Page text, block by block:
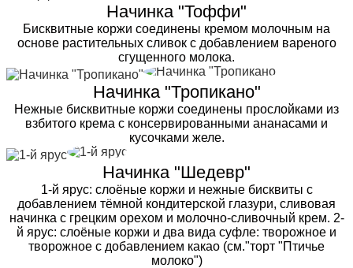
Начинка "Тоффи"
Бисквитные коржи соединены кремом молочным на
основе растительных сливок с добавлением вареного
сгущенного молока.
Начинка "Тропикано"
Нежные бисквитные коржи соединены прослойками из
взбитого крема с консервированными ананасами и
кусочками желе.
Начинка "Шедевр"
1-й ярус: слоёные коржи и нежные бисквиты с
добавлением тёмной кондитерской глазури, сливовая
начинка с грецким орехом и молочно-сливочный крем. 2-
й ярус: слоёные коржи и два вида суфле: творожное и
творожное с добавлением какао (см."торт "Птичье
молоко")